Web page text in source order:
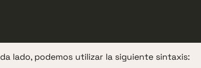
lado, podemos utilizar la siguiente sintaxis: